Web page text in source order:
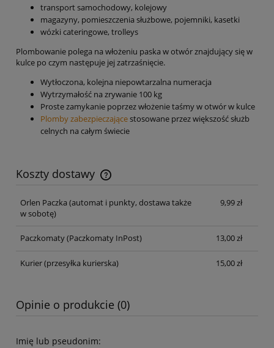
transport samochodowy, kolejowy
magazyny, pomieszczenia służbowe, pojemniki, kasetki
wózki cateringowe, trolleys
Plombowanie polega na włożeniu paska w otwór znajdujący się w
kulce po czym następuje jej zatrzaśnięcie.
Wytłoczona, kolejna niepowtarzalna numeracja
Wytrzymałość na zrywanie 100 kg
Proste zamykanie poprzez włożenie taśmy w otwór w kulce
Plomby zabezpieczającestosowane przez większość służb
celnych na całym świecie
Koszty dostawy
Cena nie zawiera ewentualnych kosztów płatności
Orlen Paczka (automat i punkty, dostawa także
w sobotę)
9,99 zł
Paczkomaty(Paczkomaty InPost) 13,00 zł
Kurier(przesyłka kurierska) 15,00 zł
Opinie o produkcie (0)
Imię lub pseudonim: